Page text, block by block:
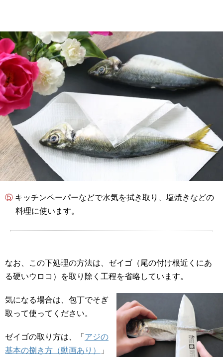
⑤ キッチンペーパーなどで水気を拭き取り、塩焼きなどの
料理に使います。
なお、この下処理の方法は、ゼイゴ（尾の付け根近くにあ
る硬いウロコ）を取り除く工程を省略しています。
気になる場合は、包丁でそぎ
取って使ってください。
ゼイゴの取り方は、「 アジの
基本の捌き方（動画あり）
」